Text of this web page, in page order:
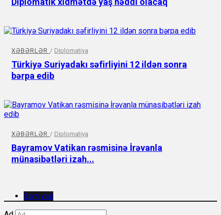
XƏBƏRLƏR / Diplomatiya
Türkiyə Suriyadakı səfirliyini 12 ildən sonra
bərpa edib
XƏBƏRLƏR / Diplomatiya
Bayramov Vatikan rəsmisinə İrəvanla
münasibətləri izah...
Şərh yaz